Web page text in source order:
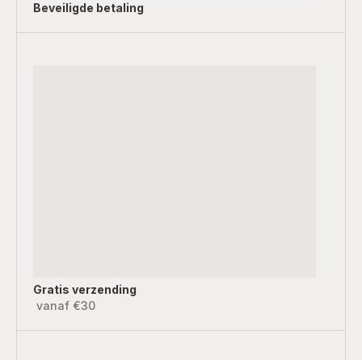
Beveiligde betaling
Gratis verzending
vanaf €30